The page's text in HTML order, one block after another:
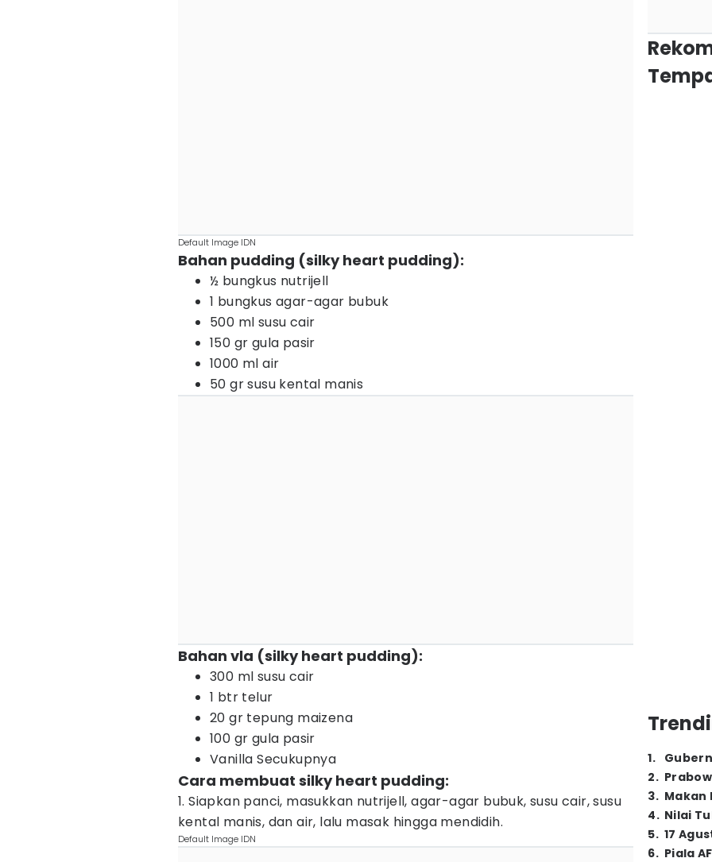
Default Image IDN
Bahan pudding (silky heart pudding):
½ bungkus nutrijell
1 bungkus agar-agar bubuk
500 ml susu cair
150 gr gula pasir
1000 ml air
50 gr susu kental manis
Bahan vla (silky heart pudding):
300 ml susu cair
1 btr telur
20 gr tepung maizena
100 gr gula pasir
Vanilla Secukupnya
Cara membuat silky heart pudding:
1. Siapkan panci, masukkan nutrijell, agar-agar bubuk, susu cair, susu
kental manis, dan air, lalu masak hingga mendidih.
Default Image IDN
1.
2.
3. Makan
4. Nilai
5. 17
6. Piala